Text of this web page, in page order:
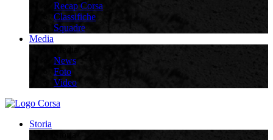
Recap Corsa
Classifiche
Squadre
Media
News
Foto
Video
Storia